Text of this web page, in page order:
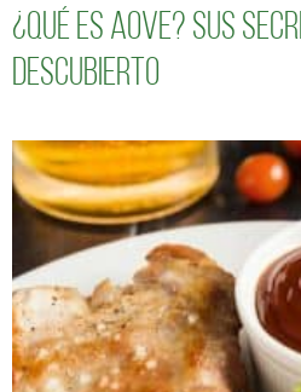
¿Qué es AOVE? Sus
descubierto